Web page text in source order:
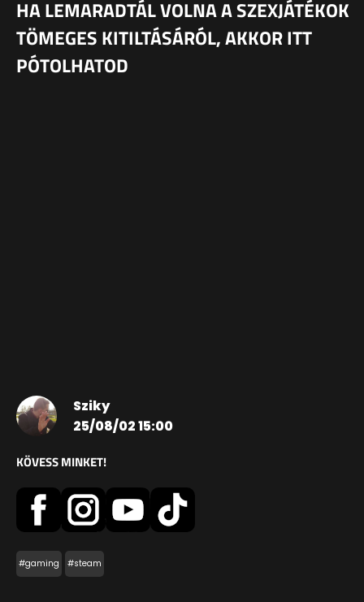
HA LEMARADTÁL VOLNA A SZEXJÁTÉKOK
TÖMEGES KITILTÁSÁRÓL, AKKOR ITT
PÓTOLHATOD
Sziky
25/08/02 15:00
KÖVESS MINKET!
#gaming #steam